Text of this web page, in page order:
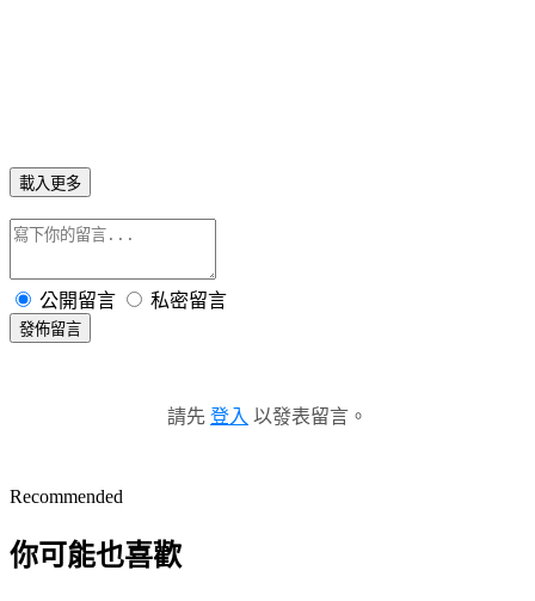
載入更多
公開留言 私密留言
發佈留言
請先 登入 以發表留言。
Recommended
你可能也喜歡